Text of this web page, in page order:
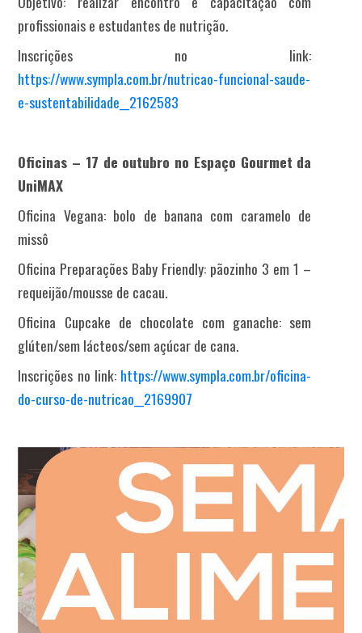
profissionais e estudantes de nutrição.
Inscrições no link:
https://www.sympla.com.br/nutricao-funcional-saude-
e-sustentabilidade__2162583
Oficinas – 17 de outubro no Espaço Gourmet da
UniMAX
Oficina Vegana: bolo de banana com caramelo de
missô
Oficina Preparações Baby Friendly: pãozinho 3 em 1 –
requeijão/mousse de cacau.
Oficina Cupcake de chocolate com ganache: sem
glúten/sem lácteos/sem açúcar de cana.
Inscrições no link: https://www.sympla.com.br/oficina-
do-curso-de-nutricao__2169907